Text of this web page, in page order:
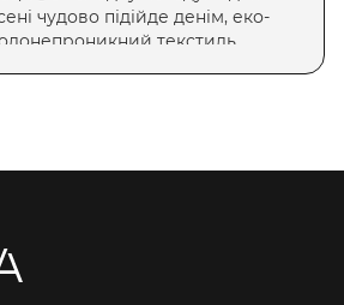
чудово підійде денім, еко-
текстиль.
дивляться із
– з